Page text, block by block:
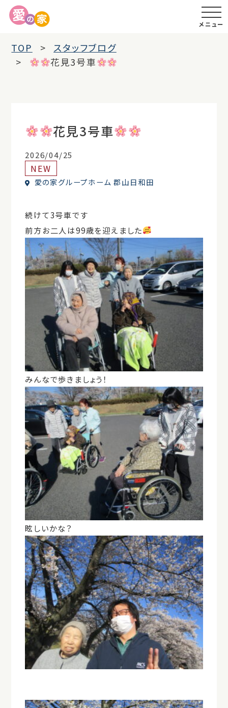
メニュー
TOP
スタッフブログ
花見3号車
花見3号車
2026/04/25
NEW
愛の家グループホーム 郡山日和田
続けて3号車です
前方お二人は99歳を迎えました
みんなで歩きましょう！
眩しいかな？